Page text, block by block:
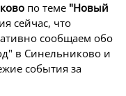
по теме "Новый
сейчас, что
сообщаем обо
в Синельниково и
события за